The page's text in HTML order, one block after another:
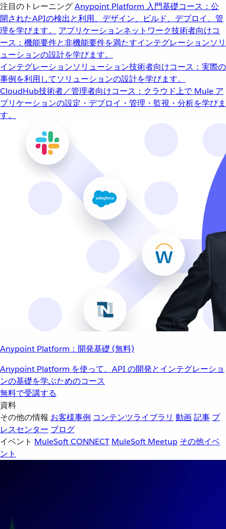
注目のトレーニングAnypoint Platform 入門基礎コース：公
開されたAPIの検出と利用、デザイン、ビルド、デプロイ、管
理を学びます。
アプリケーションネットワーク技術者向けコ
ース：機能要件と非機能要件を満たすインテグレーションソリ
ューションの設計を学びます。
インテグレーションソリューション技術者向けコース：実際の
事例を利用してソリューションの設計を学びます。
CloudHub技術者／管理者向けコース：クラウド上で Mule ア
プリケーションの設定・デプロイ・管理・監視・分析を学びま
す。
Anypoint Platform：開発基礎 (無料)
Anypoint Platform を使って、API の開発とインテグレーショ
ンの基礎を学ぶためのコース
無料で受講する
資料
その他の情報 お客様事例 コンテンツライブラリ 動画記事 プ
レスセンター ブログ
イベント MuleSoft CONNECT MuleSoft Meetup その他イベ
ント